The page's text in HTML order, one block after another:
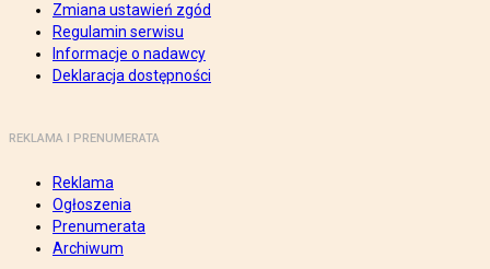
Zmiana ustawień zgód
Regulamin serwisu
Informacje o nadawcy
Deklaracja dostępności
REKLAMA I PRENUMERATA
Reklama
Ogłoszenia
Prenumerata
Archiwum